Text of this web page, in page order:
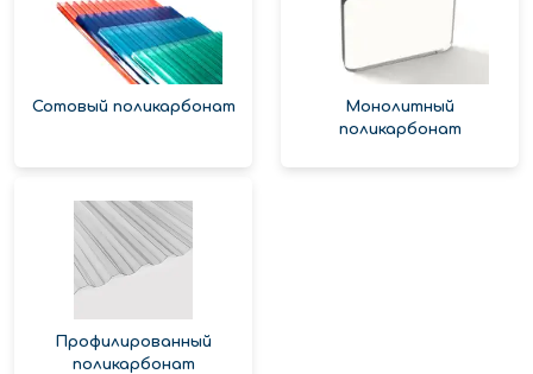
Сотовый поликарбонат
Монолитный
поликарбонат
Профилированный
поликарбонат